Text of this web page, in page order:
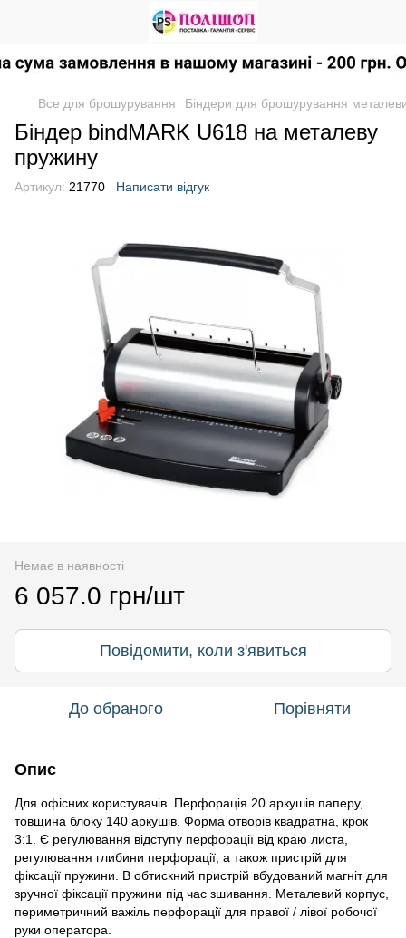
Все для брошурування Біндери для брошурування
Біндер bindMARK U618 на металеву
пружину
Артикул: 21770 Написати відгук
Немає в наявності
6 057.0 грн/шт
Повідомити, коли з'явиться
До обраного Порівняти
Опис
Для офісних користувачів. Перфорація 20 аркушів паперу,
товщина блоку 140 аркушів. Форма отворів квадратна, крок
3:1. Є регулювання відступу перфорації від краю листа,
регулювання глибини перфорації, а також пристрій для
фіксації пружини. В обтискний пристрій вбудований магніт для
зручної фіксації пружини під час зшивання. Металевий корпус,
периметричний важіль перфорації для правої / лівої робочої
руки оператора.